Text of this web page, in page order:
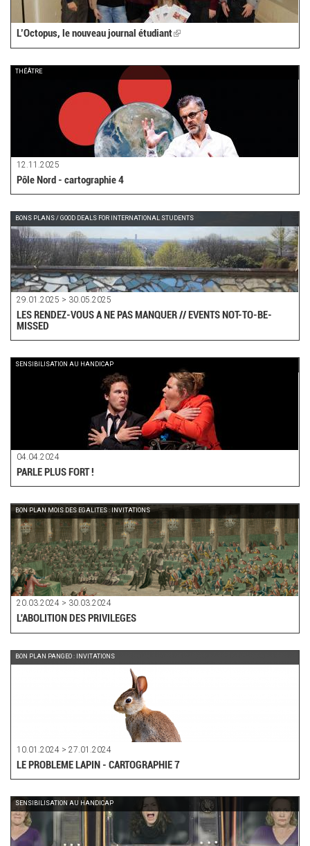
L’Octopus, le nouveau journal étudiant(link
THÉÂTRE
12.11.2025
Pôle Nord - cartographie 4
BONS PLANS / GOOD DEALS FOR INTERNATIONAL STUDENTS
29.01.2025 > 30.05.2025
LES RENDEZ-VOUS A NE PAS MANQUER // EVENTS NOT-TO-BE-
MISSED
SENSIBILISATION AU HANDICAP
04.04.2024
PARLE PLUS FORT !
BON PLAN MOIS DES EGALITES : INVITATIONS
20.03.2024 > 30.03.2024
L'ABOLITION DES PRIVILEGES
BON PLAN PANGEO : INVITATIONS
10.01.2024 > 27.01.2024
LE PROBLEME LAPIN - CARTOGRAPHIE 7
SENSIBILISATION AU HANDICAP